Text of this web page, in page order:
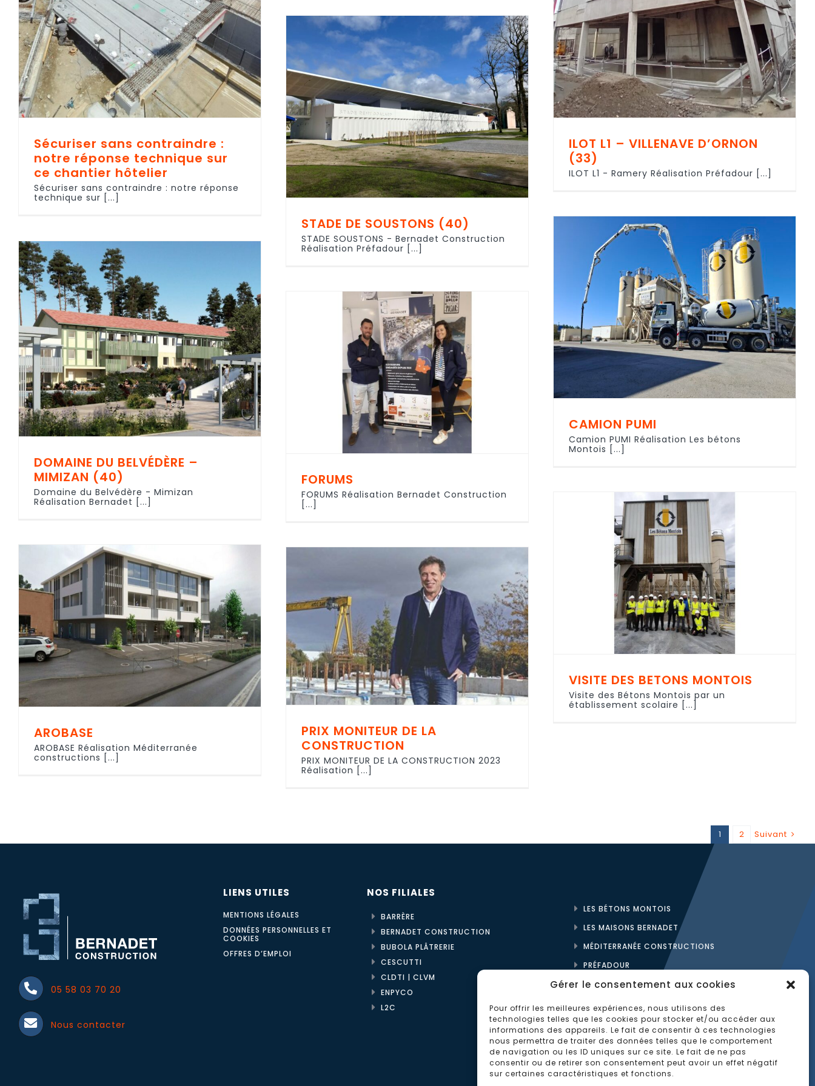
Gérer le consentement aux cookies
Pour offrir les meilleures expériences, nous utilisons des
technologies telles que les cookies pour stocker et/ou accéder aux
informations des appareils. Le fait de consentir à ces technologies
nous permettra de traiter des données telles que le comportement
de navigation ou les ID uniques sur ce site. Le fait de ne pas
consentir ou de retirer son consentement peut avoir un effet négatif
sur certaines caractéristiques et fonctions.
Sécuriser sans contraindre :
notre réponse technique sur
ce chantier hôtelier
Sécuriser sans contraindre : notre réponse
technique sur [...]
ILOT L1 – VILLENAVE D’ORNON
(33)
ILOT L1 - Ramery Réalisation Préfadour [...]
STADE DE SOUSTONS (40)
STADE SOUSTONS - Bernadet Construction
Réalisation Préfadour [...]
CAMION PUMI
Camion PUMI Réalisation Les bétons
Montois [...]
DOMAINE DU BELVÉDÈRE –
MIMIZAN (40)
Domaine du Belvédère - Mimizan
Réalisation Bernadet [...]
FORUMS
FORUMS Réalisation Bernadet Construction
[...]
VISITE DES BETONS MONTOIS
Visite des Bétons Montois par un
établissement scolaire [...]
AROBASE
AROBASE Réalisation Méditerranée
constructions [...]
PRIX MONITEUR DE LA
CONSTRUCTION
PRIX MONITEUR DE LA CONSTRUCTION 2023
Réalisation [...]
1 2 Suivant
05 58 03 70 20
Nous contacter
LIENS UTILES
MENTIONS LÉGALES
DONNÉES PERSONNELLES ET
COOKIES
OFFRES D’EMPLOI
NOS FILIALES
BARRÈRE
BERNADET CONSTRUCTION
BUBOLA PLÂTRERIE
CESCUTTI
CLDTI | CLVM
ENPYCO
L2C
LES BÉTONS MONTOIS
LES MAISONS BERNADET
MÉDITERRANÉE CONSTRUCTIONS
PRÉFADOUR
ROUX CHARPENTES
TISON & GAILLET